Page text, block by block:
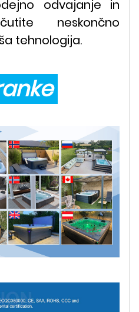
odvajanje in
neskončno
tehnologija.